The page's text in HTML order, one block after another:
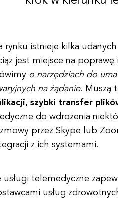
rynku istnieje kilka udanych
jest miejsce na
o narzędziach do
na żądanie. Muszą
szybki transfer
do wdrożenia
przez Skype lub
z ich systemami.
usługi telemedyczne
usług